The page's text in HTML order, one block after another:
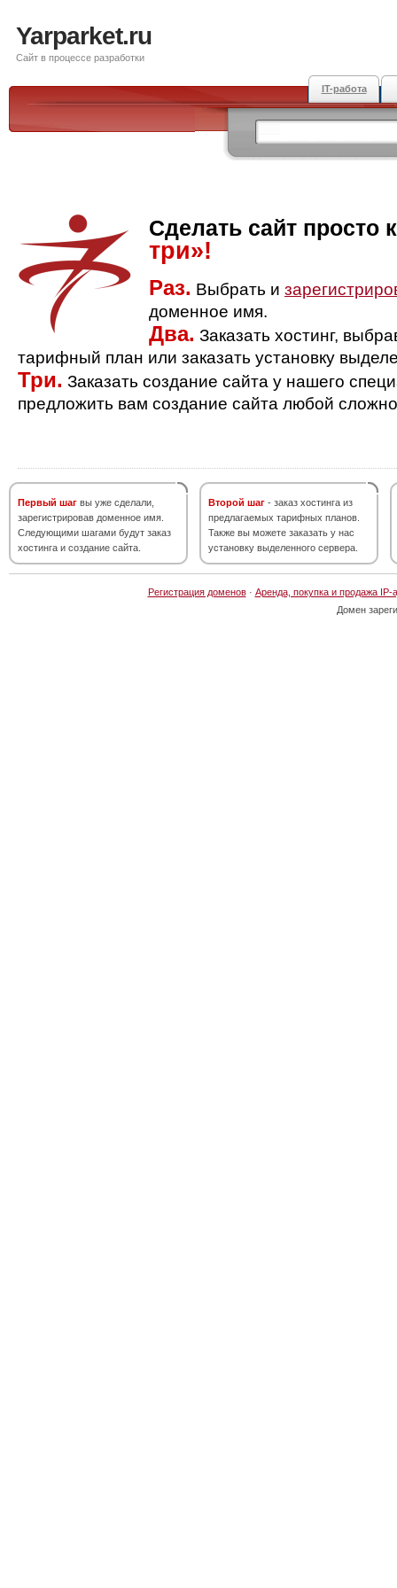
Yarparket.ru
Сайт в процессе разработки
IT-работа
Сделать сайт просто
три»!
Раз. Выбрать и
доменное имя.
Два. Заказать хостинг,
тарифный план или заказать установку
Три. Заказать создание сайта у нашего
предложить вам создание сайта любой
Первый шаг вы уже сделали,
зарегистрировав доменное имя.
Следующими шагами будут заказ
хостинга и создание сайта.
Второй шаг - заказ хостинга из
предлагаемых тарифных планов.
Также вы можете заказать у нас
установку выделенного сервера.
Регистрация доменов· Аренда, покупка и продажа IP-
Домен